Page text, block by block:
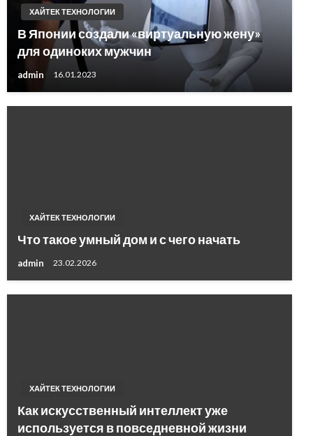
ХАЙТЕК ТЕХНОЛОГИИ
В Японии создали «виртуальную жену»
для одиноких мужчин
admin 16.01.2023
ХАЙТЕК ТЕХНОЛОГИИ
Что такое умный дом и с чего начать
admin 23.02.2026
ХАЙТЕК ТЕХНОЛОГИИ
Как искусственный интеллект уже
используется в повседневной жизни